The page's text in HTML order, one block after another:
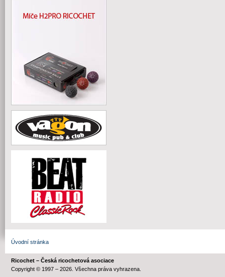
Úvodní stránka
Ricochet – Česká ricochetová asociace
Copyright © 1997 – 2026. Všechna práva vyhrazena.